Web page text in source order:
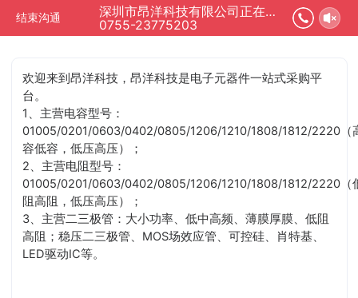
结束沟通
深圳市昂洋科技有限公司正在为您服务
0755-23775203
欢迎来到昂洋科技，昂洋科技是电子元器件一站式采购平
台。
1、主营电容型号：
01005/0201/0603/0402/0805/1206/1210/1808/1812/2220（
容低容，低压高压）；
2、主营电阻型号：
01005/0201/0603/0402/0805/1206/1210/1808/1812/2220（
阻高阻，低压高压）；
3、主营二三极管：大小功率、低中高频、薄膜厚膜、低阻
高阻；稳压二三极管、MOS场效应管、可控硅、肖特基、
LED驱动IC等。